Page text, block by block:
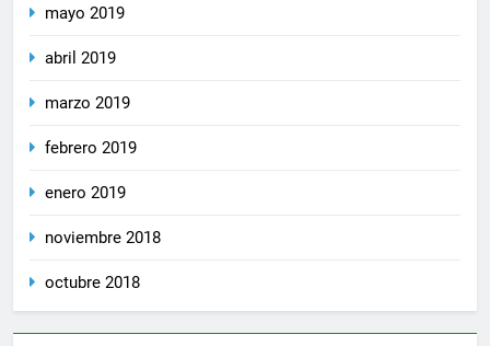
mayo 2019
abril 2019
marzo 2019
febrero 2019
enero 2019
noviembre 2018
octubre 2018